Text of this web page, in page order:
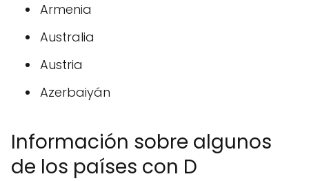
Armenia
Australia
Austria
Azerbaiyán
Información sobre algunos
de los países con D